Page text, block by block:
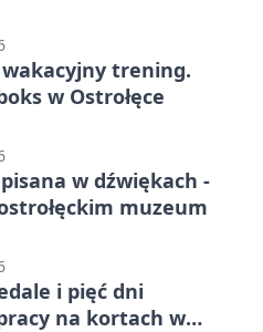
trening.
w Ostrołęce
w dźwiękach -
muzeum
i pięć dni
na kortach w